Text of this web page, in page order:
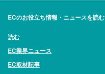
ECのお役立ち情報・ニュースを読む
読む
EC業界ニュース
EC取材記事